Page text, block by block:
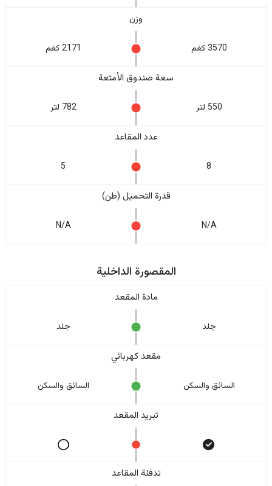
وزن
3570 كغم 2171 كغم
سعة صندوق الأمتعة
550 لتر 782 لتر
عدد المقاعد
8
5
قدرة التحميل (طن)
N/A
N/A
المقصورة الداخلية
مادة المقعد
جلد جلد
مقعد كهربائي
السائق والسکن السائق والسکن
تبريد المقعد
تدفئة المقاعد